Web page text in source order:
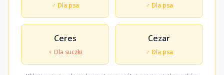
♂ Dla psa ♂ Dla psa
Ceres
♀ Dla suczki
Cezar
♂ Dla psa